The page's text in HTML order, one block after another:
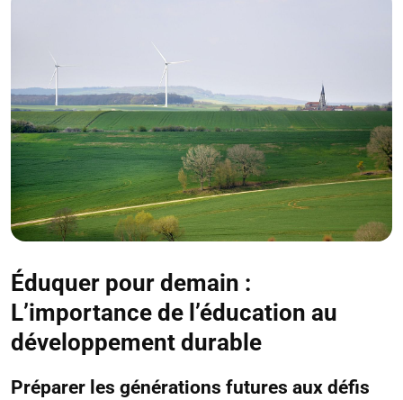
Éduquer pour demain :
L’importance de l’éducation au
développement durable
Préparer les générations futures aux défis